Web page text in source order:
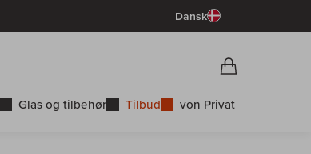
Dansk
Glas og tilbehør Tilbud von Privat